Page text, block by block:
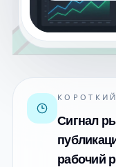
Сигнал
рабочий